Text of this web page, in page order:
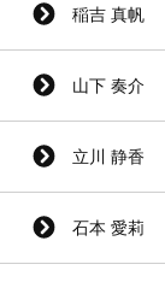
稲吉 真帆
山下 奏介
立川 静香
石本 愛莉